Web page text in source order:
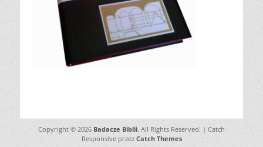
Copyright © 2026 Badacze Biblii. All Rights Reserved. | Catch
Responsive przez Catch Themes